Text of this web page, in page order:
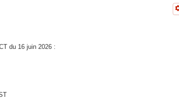
du 16 juin 2026 :